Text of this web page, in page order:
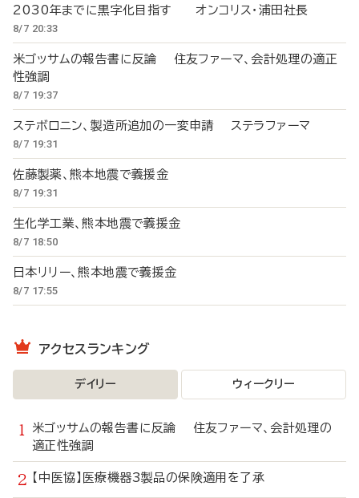
2030年までに黒字化目指す オンコリス・浦田社長
8/7 20:33
米ゴッサムの報告書に反論 住友ファーマ、会計処理の適正
性強調
8/7 19:37
ステボロニン、製造所追加の一変申請 ステラファーマ
8/7 19:31
佐藤製薬、熊本地震で義援金
8/7 19:31
生化学工業、熊本地震で義援金
8/7 18:50
日本リリー、熊本地震で義援金
8/7 17:55
アクセスランキング
デイリー ウィークリー
米ゴッサムの報告書に反論 住友ファーマ、会計処理の
適正性強調
【中医協】医療機器3製品の保険適用を了承